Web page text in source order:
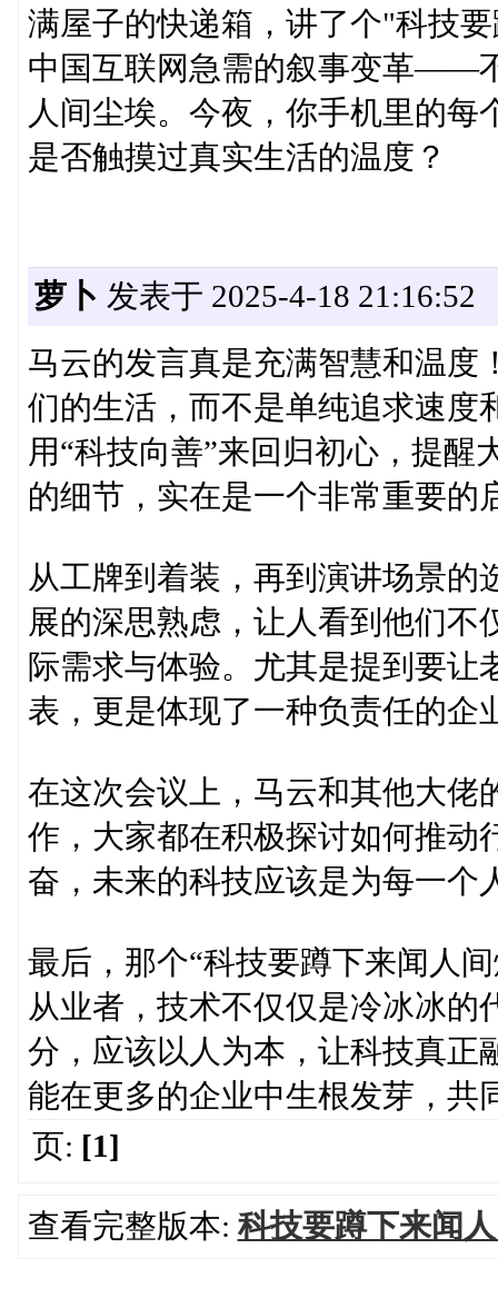
满屋子的快递箱，讲了个"科技
中国互联网急需的叙事变革——
人间尘埃。今夜，你手机里的每
是否触摸过真实生活的温度？
萝卜 发表于 2025-4-18 21:16:52
马云的发言真是充满智慧和温度
们的生活，而不是单纯追求速度
用“科技向善”来回归初心，提
的细节，实在是一个非常重要的
从工牌到着装，再到演讲场景的
展的深思熟虑，让人看到他们不
际需求与体验。尤其是提到要让
表，更是体现了一种负责任的企
在这次会议上，马云和其他大佬
作，大家都在积极探讨如何推动
奋，未来的科技应该是为每一个
最后，那个“科技要蹲下来闻人
从业者，技术不仅仅是冷冰冰的
分，应该以人为本，让科技真正
能在更多的企业中生根发芽，共
页: [1]
查看完整版本: 科技要蹲下来闻